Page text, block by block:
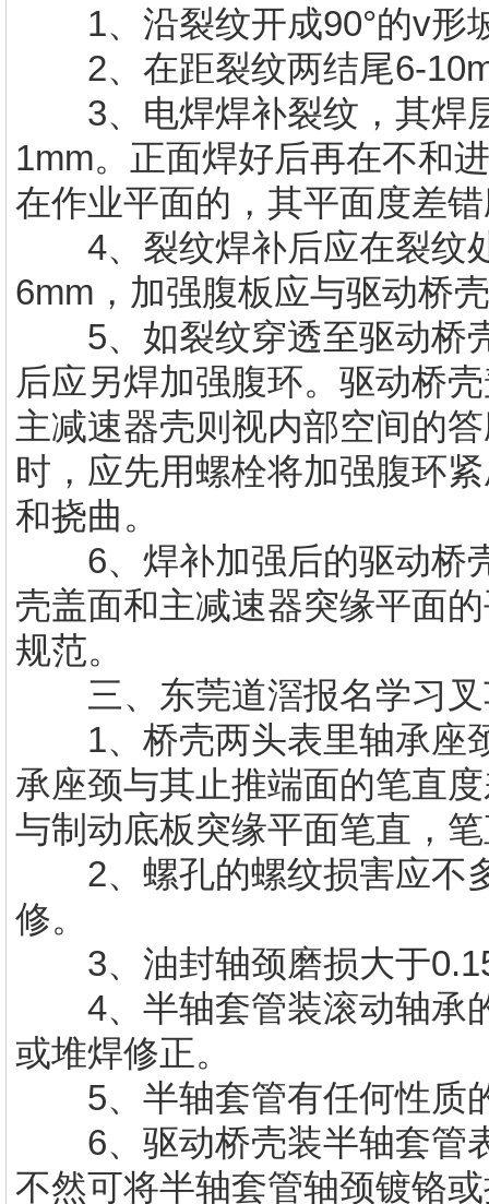
1、沿裂纹开成90°的v形
2、在距裂纹两结尾6-
3、电焊焊补裂纹，其焊
1mm。正面焊好后再在不和
在作业平面的，其平面度差
4、裂纹焊补后应在裂纹
6mm，加强腹板应与驱动桥
5、如裂纹穿透至驱动桥
后应另焊加强腹环。驱动桥
主减速器壳则视内部空间的
时，应先用螺栓将加强腹环
和挠曲。
6、焊补加强后的驱动桥
壳盖面和主减速器突缘平面
规范。
三、 东莞道滘报名学习
1、桥壳两头表里轴承座
承座颈与其止推端面的笔直
与制动底板突缘平面笔直，
2、螺孔的螺纹损害应不
修。
3、油封轴颈磨损大于
4、半轴套管装滚动轴承
或堆焊修正。
5、半轴套管有任何性质
6、驱动桥壳装半轴套管
不然可将半轴套管轴颈镀铬